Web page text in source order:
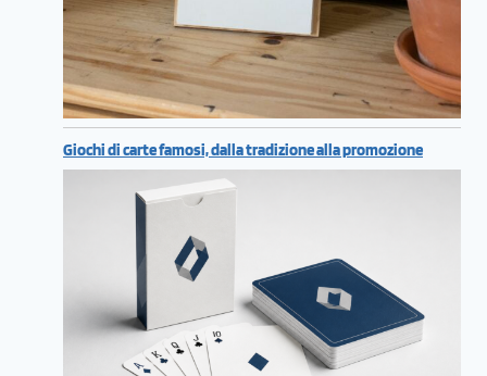
Giochi di carte famosi, dalla tradizione alla promozione